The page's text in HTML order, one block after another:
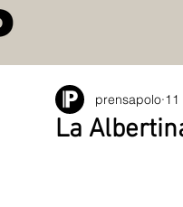
La
prensapolo 11